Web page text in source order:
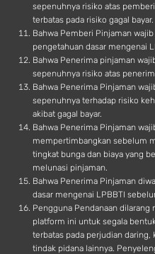
sepenuhnya risiko atas
terbatas pada risiko gagal bayar.
Bahwa Pemberi Pinjaman
pengetahuan dasar mengenai
Bahwa Penerima pinjaman
sepenuhnya risiko atas
Bahwa Penerima Pinjaman
sepenuhnya terhadap risiko
akibat gagal bayar.
Bahwa Penerima Pinjaman
mempertimbangkan sebelum
tingkat bunga dan biaya yang
melunasi pinjaman.
Bahwa Penerima Pinjaman
dasar mengenai LPBBTI
Pengguna Pendanaan dilarang
platform ini untuk segala
terbatas pada perjudian
tindak pidana lainnya.